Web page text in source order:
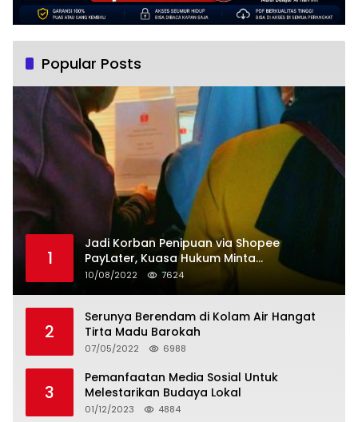
Popular Posts
1
Jadi Korban Penipuan via Shopee
PayLater, Kuasa Hukum Minta
Penangguhan Tagihan dan Hapus Bunga
10/08/2022 7624
2
Serunya Berendam di Kolam Air Hangat
Tirta Madu Barokah
07/05/2022 6988
3
Pemanfaatan Media Sosial Untuk
Melestarikan Budaya Lokal
01/12/2023 4884